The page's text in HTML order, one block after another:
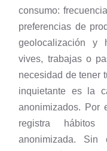
consumo:
preferencias de
geolocalización y
vives, trabajas o
necesidad de tener
inquietante es la
anonimizados. Por
registra
anonimizada.